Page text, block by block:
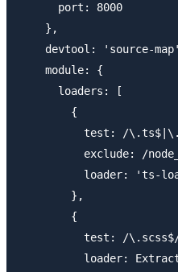
      port: 8000
    },
devtool: 'source-
    module: {
      loaders: [
        {
test: /
exclude: /
loader: 'ts-
        },
        {
test: /
loader: